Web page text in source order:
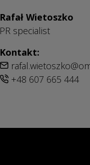
Rafał Wietoszko
PR specialist
Kontakt:
+48 607 665 444